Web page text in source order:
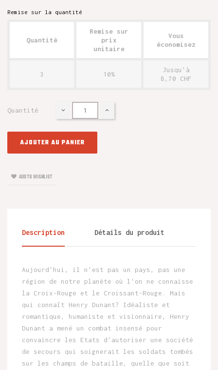
Remise sur la quantité
Quantité
Remise sur
prix
unitaire
Vous
économisez
3 10%
Jusqu'à
8,70 CHF
Quantité
AJOUTER AU PANIER
ADD TO WISHLIST
Description Détails du produit
Aujourd'hui, il n'est pas un pays, pas une
région de notre planète où l'on ne connaisse
la Croix-Rouge et le Croissant-Rouge. Mais
qui connaît Henry Dunant? Idéaliste et
romantique, humaniste et visionnaire, Henry
Dunant a mené un combat insensé pour
convaincre les Etats d'autoriser une société
de secours qui soignerait les soldats tombés
sur les champs de bataille, quelle que soit